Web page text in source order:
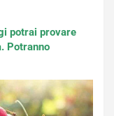
potrai provare
Potranno